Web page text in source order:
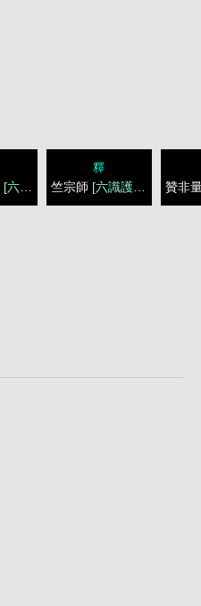
[六識護教]
釋
竺宗師 [六識護教] 贊非